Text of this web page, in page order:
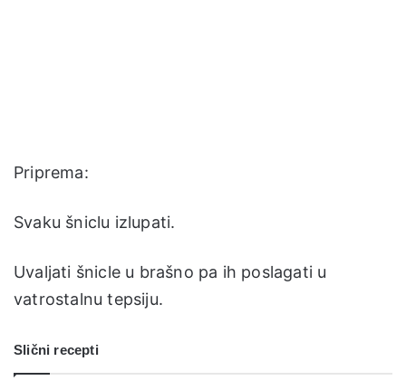
Priprema:
Svaku šniclu izlupati.
Uvaljati šnicle u brašno pa ih poslagati u
vatrostalnu tepsiju.
Slični recepti